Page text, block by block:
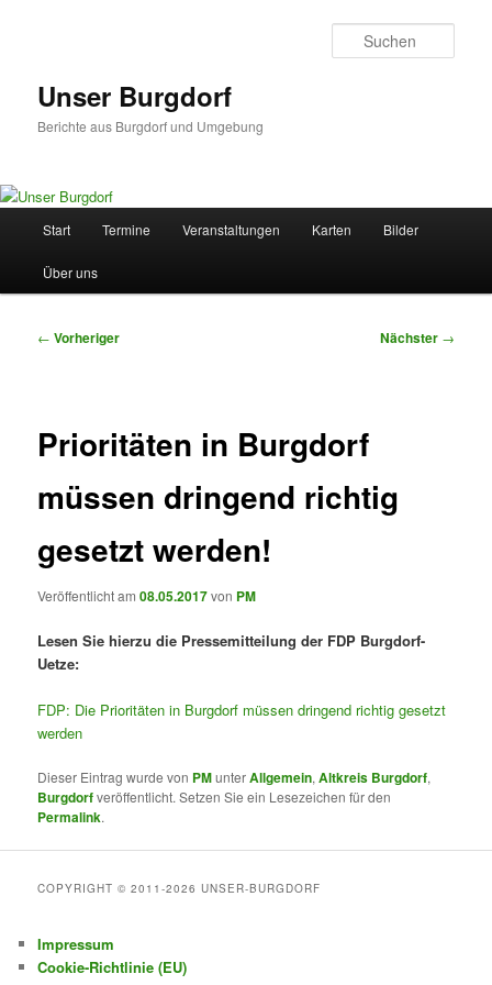
Unser Burgdorf
Berichte aus Burgdorf und Umgebung
Start Termine Veranstaltungen Karten Bilder
Über uns
Beitragsnavigation
← Vorheriger Nächster →
Prioritäten in Burgdorf
müssen dringend richtig
gesetzt werden!
Veröffentlicht am08.05.2017von PM
Lesen Sie hierzu die Pressemitteilung der FDP Burgdorf-
Uetze:
FDP: Die Prioritäten in Burgdorf müssen dringend richtig gesetzt
werden
Dieser Eintrag wurde von PMunterAllgemein,Altkreis Burgdorf,
Burgdorfveröffentlicht. Setzen Sie ein Lesezeichen für den
Permalink.
COPYRIGHT © 2011-2026 UNSER-BURGDORF
Impressum
Cookie-Richtlinie (EU)